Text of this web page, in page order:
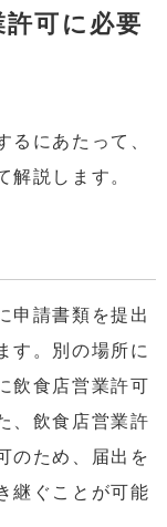
可に必要
るにあたって、
解説します。
申請書類を提出
す。別の場所に
飲食店営業許可
、飲食店営業許
のため、届出を
継ぐことが可能